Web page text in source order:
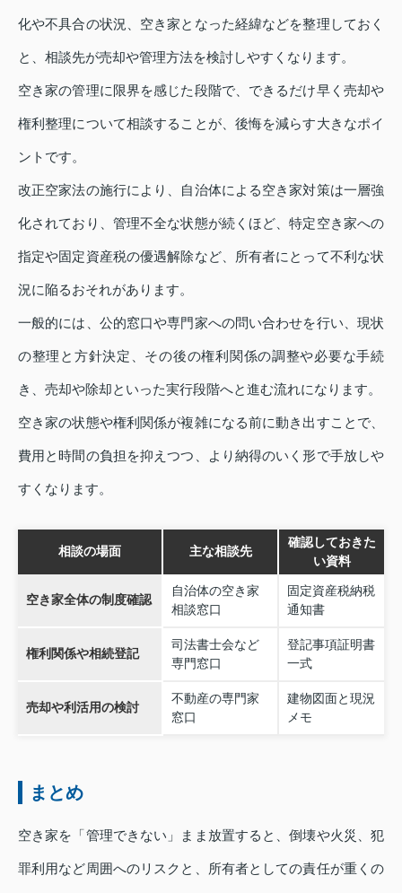
化や不具合の状況、空き家となった経緯などを整理しておく
と、相談先が売却や管理方法を検討しやすくなります。
空き家の管理に限界を感じた段階で、できるだけ早く売却や
権利整理について相談することが、後悔を減らす大きなポイ
ントです。
改正空家法の施行により、自治体による空き家対策は一層強
化されており、管理不全な状態が続くほど、特定空き家への
指定や固定資産税の優遇解除など、所有者にとって不利な状
況に陥るおそれがあります。
一般的には、公的窓口や専門家への問い合わせを行い、現状
の整理と方針決定、その後の権利関係の調整や必要な手続
き、売却や除却といった実行段階へと進む流れになります。
空き家の状態や権利関係が複雑になる前に動き出すことで、
費用と時間の負担を抑えつつ、より納得のいく形で手放しや
すくなります。
相談の場面 主な相談先
確認しておきた
い資料
空き家全体の制度確認
自治体の空き家
相談窓口
固定資産税納税
通知書
権利関係や相続登記
司法書士会など
専門窓口
登記事項証明書
一式
売却や利活用の検討
不動産の専門家
窓口
建物図面と現況
メモ
まとめ
空き家を「管理できない」まま放置すると、倒壊や火災、犯
罪利用など周囲へのリスクと、所有者としての責任が重くの